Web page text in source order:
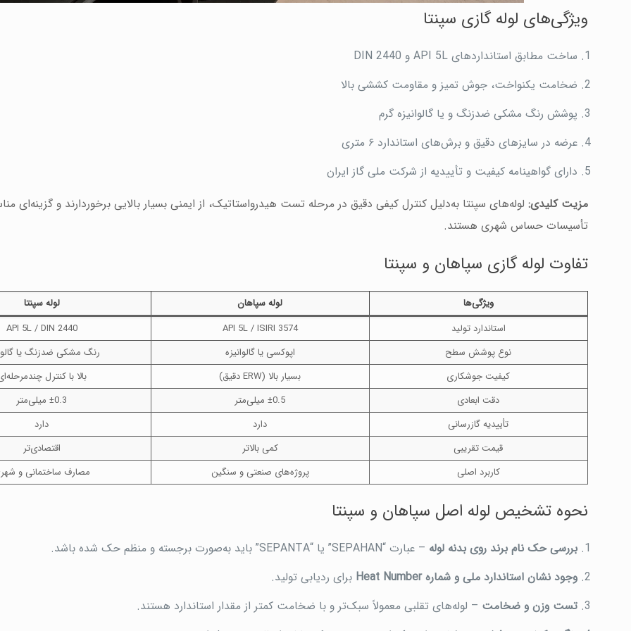
ویژگی‌های لوله گازی سپنتا
ساخت مطابق استانداردهای API 5L و DIN 2440
ضخامت یکنواخت، جوش تمیز و مقاومت کششی بالا
پوشش رنگ مشکی ضدزنگ و یا گالوانیزه گرم
عرضه در سایزهای دقیق و برش‌های استاندارد ۶ متری
دارای گواهینامه کیفیت و تأییدیه از شرکت ملی گاز ایران
مزیت کلیدی: لوله‌های سپنتا به‌دلیل کنترل کیفی دقیق در مرحله تست هیدرواستاتیک، از ایمنی بسیار بالایی برخوردارند و گزینه‌ای
تأسیسات حساس شهری هستند.
تفاوت لوله گازی سپاهان و سپنتا
ویژگی‌ها لوله سپاهان
لوله سپنتا
استاندارد تولید
API 5L / ISIRI 3574
API 5L / DIN 2440
نوع پوشش سطح
اپوکسی یا گالوانیزه
رنگ مشکی ضدزنگ یا
کیفیت جوشکاری
بسیار بالا (ERW دقیق)
بالا با کنترل
دقت ابعادی
±0.5 میلی‌متر
±0.3 میلی‌متر
تأییدیه گازرسانی
دارد
دارد
قیمت تقریبی
کمی بالاتر
اقتصادی‌تر
کاربرد اصلی
پروژه‌های صنعتی و سنگین مصارف ساختمانی و
نحوه تشخیص لوله اصل سپاهان و سپنتا
بررسی حک نام برند روی بدنه لوله – عبارت “SEPAHAN” یا “SEPANTA” باید به‌صورت برجسته و منظم حک شده باشد.
وجود نشان استاندارد ملی و شماره Heat Number
برای ردیابی تولید.
تست وزن و ضخامت – لوله‌های تقلبی معمولاً سبک‌تر و با ضخامت کمتر از مقدار استاندارد هستند.